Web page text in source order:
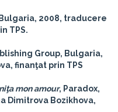
2008, traducere
TPS.
Group, Bulgaria,
finanţat prin TPS
mon amour, Paradox,
Dimitrova Bozikhova,